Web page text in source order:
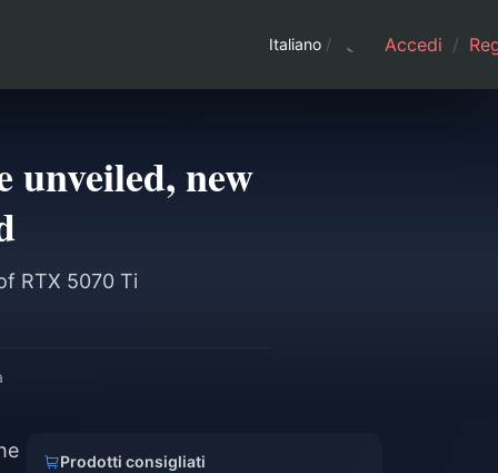
Italiano / Accedi /
unveiled, new
RTX 5070 Ti
Prodotti consigliati